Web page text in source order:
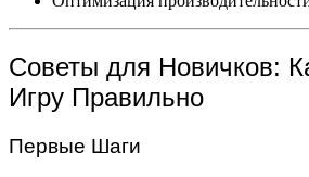
Советы для Новичков:
Игру Правильно
Первые Шаги